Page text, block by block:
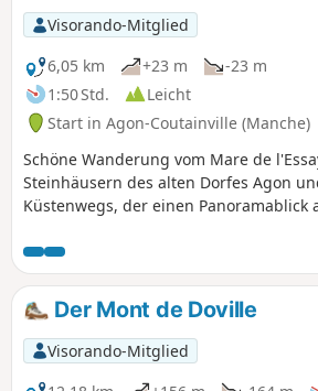
Visorando-Mitglied
6,05 km
+23 m
-23 m
1:50 Std.
Leicht
Start in Agon-Coutainville (Manche)
Schöne Wanderung vom Mare de
Steinhäusern des alten Dorfes Agon
Küstenwegs, der einen Panoramablick
Der Mont de Doville
Visorando-Mitglied